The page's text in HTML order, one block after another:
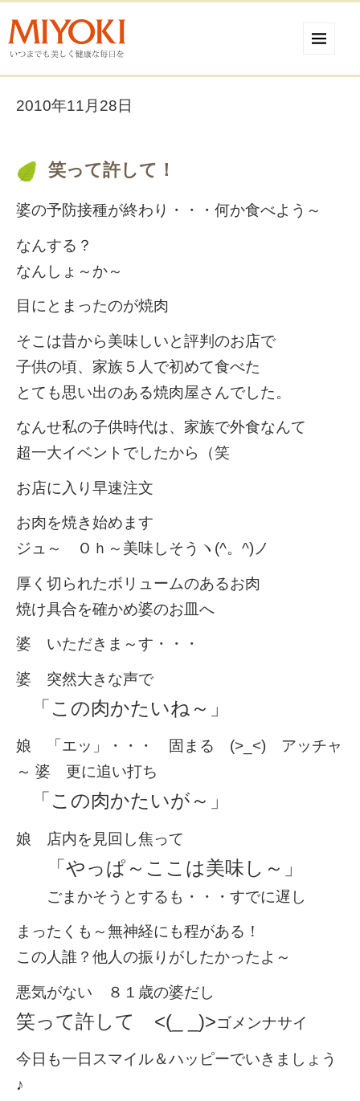
2010年11月28日
笑って許して！
婆の予防接種が終わり・・・何か食べよう～
なんする？
なんしょ～か～
目にとまったのが焼肉
そこは昔から美味しいと評判のお店で
子供の頃、家族５人で初めて食べた
とても思い出のある焼肉屋さんでした。
なんせ私の子供時代は、家族で外食なんて
超一大イベントでしたから（笑
お店に入り早速注文
お肉を焼き始めます
ジュ～ Ｏｈ～美味しそうヽ(^。^)ノ
厚く切られたボリュームのあるお肉
焼け具合を確かめ婆のお皿へ
婆 いただきま～す・・・
婆 突然大きな声で
「この肉かたいね～」
娘 「エッ」・・・ 固まる (>_<) アッチャ
～ 婆 更に追い打ち
「この肉かたいが～」
娘 店内を見回し焦って
「やっぱ～ここは美味し～」
ごまかそうとするも・・・すでに遅し
まったくも～無神経にも程がある！
この人誰？他人の振りがしたかったよ～
悪気がない ８１歳の婆だし
笑って許して <(_ _)>ゴメンナサイ
今日も一日スマイル＆ハッピーでいきましょう
♪